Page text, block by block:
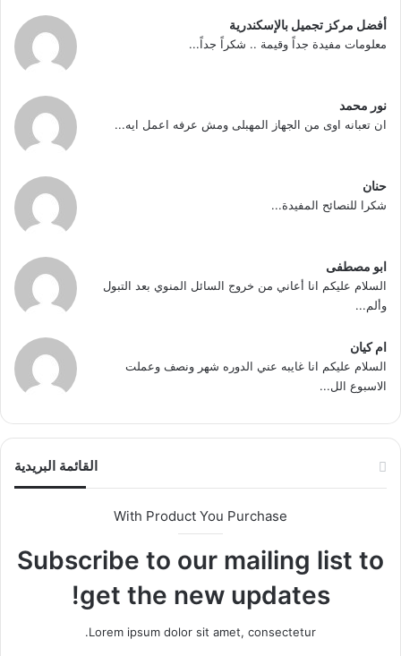
أفضل مركز تجميل بالإسكندرية
معلومات مفيدة جداً وقيمة .. شكراً جداً...
نور محمد
ان تعبانه اوى من الجهاز المهبلى ومش عرفه اعمل ايه...
حنان
شكرا للنصائح المفيدة...
ابو مصطفى
السلام عليكم انا أعاني من خروج السائل المنوي بعد التبول
وألم...
ام كيان
السلام عليكم انا غايبه عني الدوره شهر ونصف وعملت
الاسبوع الل...
القائمة البريدية
With Product You Purchase
Subscribe to our mailing list to
get the new updates!
Lorem ipsum dolor sit amet, consectetur.